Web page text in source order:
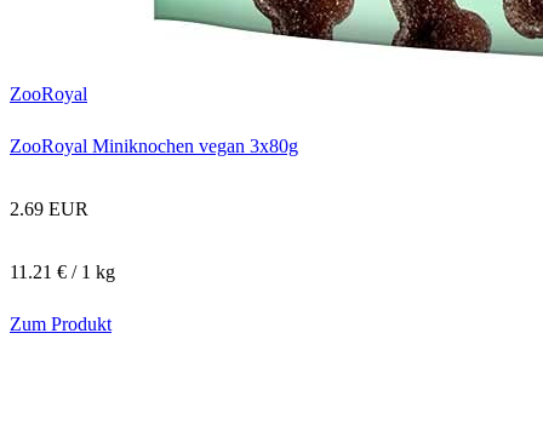
ZooRoyal
ZooRoyal Miniknochen vegan 3x80g
2.69 EUR
11.21 € / 1 kg
Zum Produkt